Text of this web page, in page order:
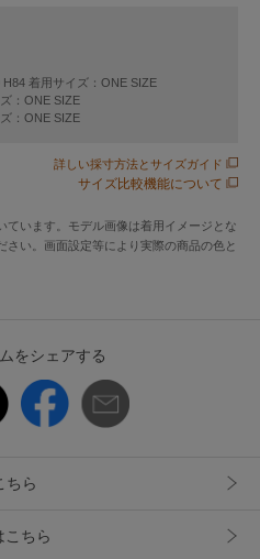
拾いすぎず、肌離れの良い素
ので春夏に適した素材です。
上に重ねるのはもちろん、シ
トアイテムとして重宝しま
0511
着用サイズ：ONE SIZE
：ONE SIZE
：ONE SIZE
詳しい採寸方法とサイズガイド
サイズ比較機能について
ています。モデル画像は着用イメージとな
さい。画面設定等により実際の商品の色と
をシェアする
ちら
こちら